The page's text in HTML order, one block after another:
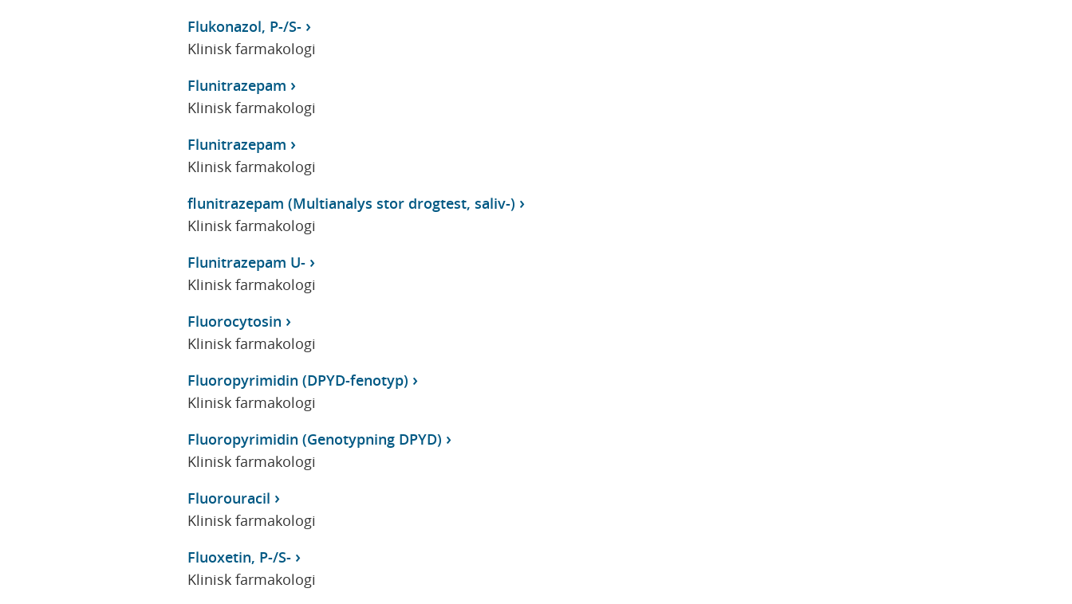
Flukonazol, P-/S-
Klinisk farmakologi
Flunitrazepam
Klinisk farmakologi
Flunitrazepam
Klinisk farmakologi
flunitrazepam (Multianalys stor drogtest, saliv-)
Klinisk farmakologi
Flunitrazepam U-
Klinisk farmakologi
Fluorocytosin
Klinisk farmakologi
Fluoropyrimidin (DPYD-fenotyp)
Klinisk farmakologi
Fluoropyrimidin (Genotypning DPYD)
Klinisk farmakologi
Fluorouracil
Klinisk farmakologi
Fluoxetin, P-/S-
Klinisk farmakologi